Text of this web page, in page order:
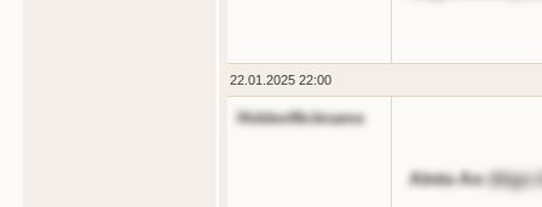
22.01.2025 22:00
HiddenNickname
Alnto An